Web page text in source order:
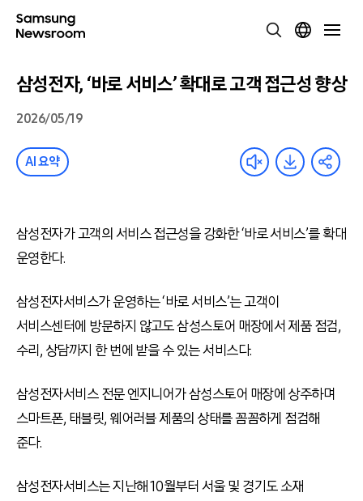
삼성전자, ‘바로 서비스’ 확대로 고객 접근성 향상
2026/05/19
AI 요약
삼성전자가 고객의 서비스 접근성을 강화한 ‘바로 서비스’를 확대
운영한다.
삼성전자서비스가 운영하는 ‘바로 서비스’는 고객이
서비스센터에 방문하지 않고도 삼성스토어 매장에서 제품 점검,
수리, 상담까지 한 번에 받을 수 있는 서비스다.
삼성전자서비스 전문 엔지니어가 삼성스토어 매장에 상주하며
스마트폰, 태블릿, 웨어러블 제품의 상태를 꼼꼼하게 점검해
준다.
삼성전자서비스는 지난해 10월부터 서울 및 경기도 소재